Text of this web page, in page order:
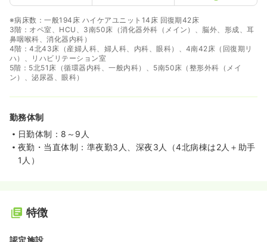
※病床数：一般194床 ハイケアユニット14床 回復期42床
3階：オペ室、HCU、3南50床（消化器外科（メイン）、脳外、形成、耳
鼻咽喉科、消化器内科）
4階：4北43床（産婦人科、婦人科、内科、眼科）、4南42床（回復期リ
ハ）、リハビリテーション室
5階：5北51床（循環器内科、一般内科）、5南50床（整形外科（メイ
ン）、泌尿器、眼科）
勤務体制
日勤体制：8～9人
夜勤・当直体制：準夜勤3人、深夜3人（4北病棟は2人＋助手
1人）
特徴